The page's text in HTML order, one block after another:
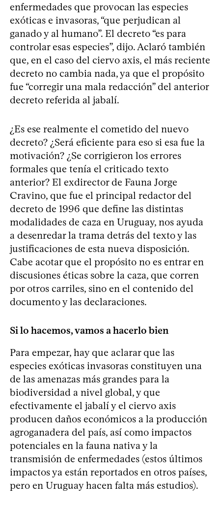
enfermedades que provocan las especies
exóticas e invasoras, “que perjudican al
ganado y al humano”. El decreto “es para
controlar esas especies”, dijo. Aclaró también
que, en el caso del ciervo axis, el más reciente
decreto no cambia nada, ya que el propósito
fue “corregir una mala redacción” del anterior
decreto referida al jabalí.
¿Es ese realmente el cometido del nuevo
decreto? ¿Será eficiente para eso si esa fue la
motivación? ¿Se corrigieron los errores
formales que tenía el criticado texto
anterior? El exdirector de Fauna Jorge
Cravino, que fue el principal redactor del
decreto de 1996 que define las distintas
modalidades de caza en Uruguay, nos ayuda
a desenredar la trama detrás del texto y las
justificaciones de esta nueva disposición.
Cabe acotar que el propósito no es entrar en
discusiones éticas sobre la caza, que corren
por otros carriles, sino en el contenido del
documento y las declaraciones.
Si lo hacemos, vamos a hacerlo bien
Para empezar, hay que aclarar que las
especies exóticas invasoras constituyen una
de las amenazas más grandes para la
biodiversidad a nivel global, y que
efectivamente el jabalí y el ciervo axis
producen daños económicos a la producción
agroganadera del país, así como impactos
potenciales en la fauna nativa y la
transmisión de enfermedades (estos últimos
impactos ya están reportados en otros países,
pero en Uruguay hacen falta más estudios).